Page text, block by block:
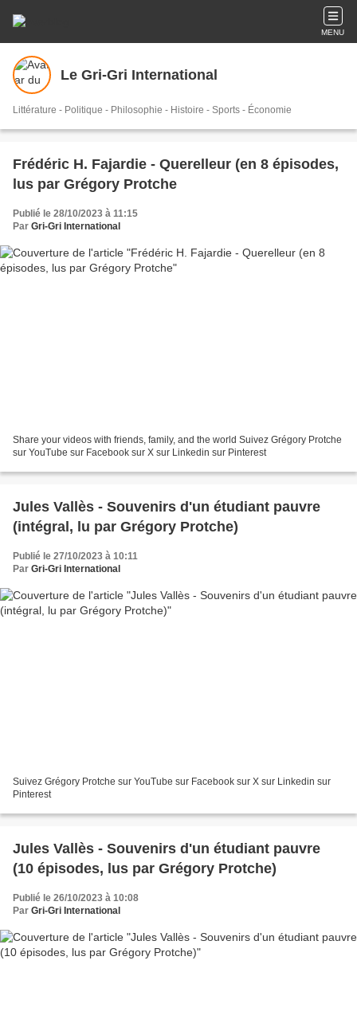
MENU
Le Gri-Gri International
Littérature - Politique - Philosophie - Histoire - Sports - Économie
Frédéric H. Fajardie - Querelleur (en 8 épisodes,
lus par Grégory Protche
Publié le 28/10/2023 à 11:15
Par Gri-Gri International
Share your videos with friends, family, and the world Suivez Grégory Protche
sur YouTube sur Facebook sur X sur Linkedin sur Pinterest
Jules Vallès - Souvenirs d'un étudiant pauvre
(intégral, lu par Grégory Protche)
Publié le 27/10/2023 à 10:11
Par Gri-Gri International
Suivez Grégory Protche sur YouTube sur Facebook sur X sur Linkedin sur
Pinterest
Jules Vallès - Souvenirs d'un étudiant pauvre
(10 épisodes, lus par Grégory Protche)
Publié le 26/10/2023 à 10:08
Par Gri-Gri International